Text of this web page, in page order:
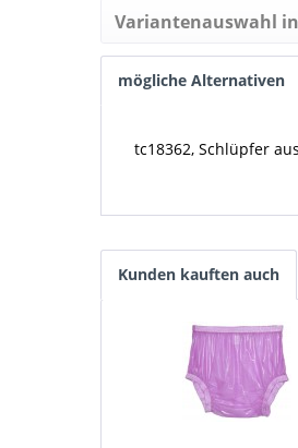
Variantenauswahl
mögliche Alternativen
tc18362, Schlüpfer
Kunden kauften auch